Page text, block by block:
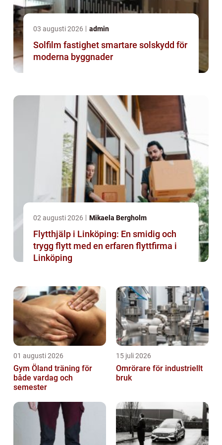
03 augusti 2026 admin
Solfilm fastighet smartare solskydd för
moderna byggnader
02 augusti 2026 Mikaela Bergholm
Flytthjälp i Linköping: En smidig och
trygg flytt med en erfaren flyttfirma i
Linköping
01 augusti 2026
Gym Öland träning för
både vardag och
semester
15 juli 2026
Omrörare för industriellt
bruk